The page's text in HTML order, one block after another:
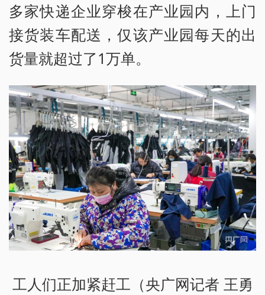
多家快递企业穿梭在产业园内，上门
接货装车配送，仅该产业园每天的出
货量就超过了1万单。
工人们正加紧赶工（央广网记者 王勇